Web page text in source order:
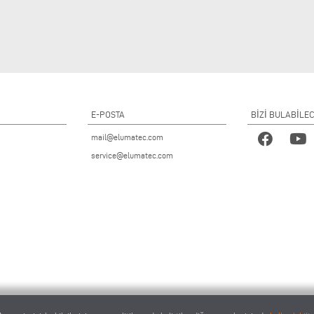
E-POSTA
mail@elumatec.com
service@elumatec.com
BİZİ